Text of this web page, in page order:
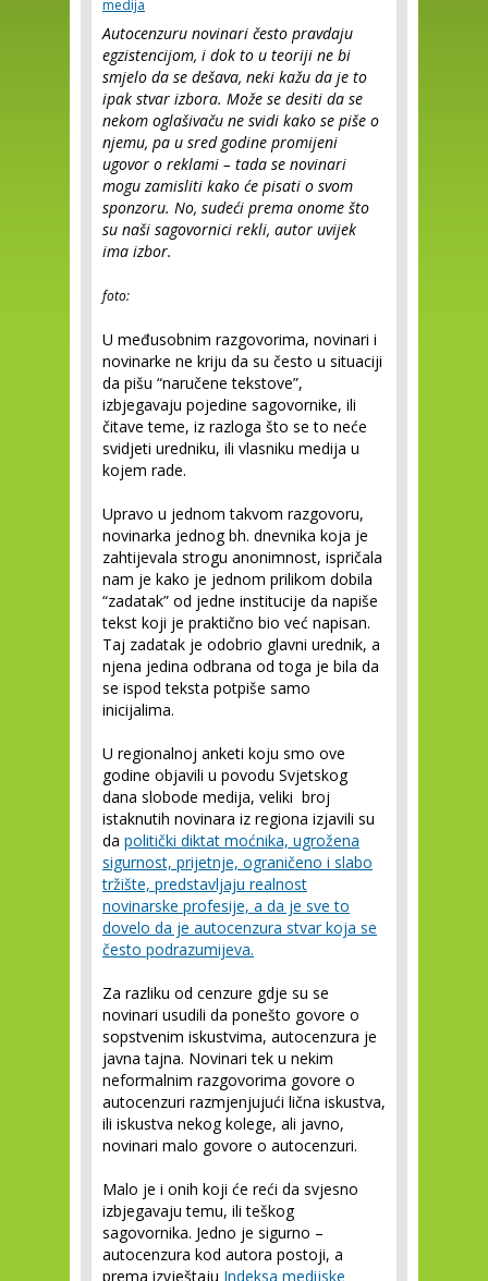
medija
Autocenzuru novinari često pravdaju
egzistencijom, i dok to u teoriji ne bi
smjelo da se dešava, neki kažu da je to
ipak stvar izbora. Može se desiti da se
nekom oglašivaču ne svidi kako se piše o
njemu, pa u sred godine promijeni
ugovor o reklami – tada se novinari
mogu zamisliti kako će pisati o svom
sponzoru. No, sudeći prema onome što
su naši sagovornici rekli, autor uvijek
ima izbor.
foto:
U međusobnim razgovorima, novinari i
novinarke ne kriju da su često u situaciji
da pišu “naručene tekstove”,
izbjegavaju pojedine sagovornike, ili
čitave teme, iz razloga što se to neće
svidjeti uredniku, ili vlasniku medija u
kojem rade.
Upravo u jednom takvom razgovoru,
novinarka jednog bh. dnevnika koja je
zahtijevala strogu anonimnost, ispričala
nam je kako je jednom prilikom dobila
“zadatak” od jedne institucije da napiše
tekst koji je praktično bio već napisan.
Taj zadatak je odobrio glavni urednik, a
njena jedina odbrana od toga je bila da
se ispod teksta potpiše samo
inicijalima.
U regionalnoj anketi koju smo ove
godine objavili u povodu Svjetskog
dana slobode medija, veliki broj
istaknutih novinara iz regiona izjavili su
da politički diktat moćnika, ugrožena
sigurnost, prijetnje, ograničeno i slabo
tržište, predstavljaju realnost
novinarske profesije, a da je sve to
dovelo da je autocenzura stvar koja se
često podrazumijeva.
Za razliku od cenzure gdje su se
novinari usudili da ponešto govore o
sopstvenim iskustvima, autocenzura je
javna tajna. Novinari tek u nekim
neformalnim razgovorima govore o
autocenzuri razmjenjujući lična iskustva,
ili iskustva nekog kolege, ali javno,
novinari malo govore o autocenzuri.
Malo je i onih koji će reći da svjesno
izbjegavaju temu, ili teškog
sagovornika. Jedno je sigurno –
autocenzura kod autora postoji, a
prema izvještaju Indeksa medijske